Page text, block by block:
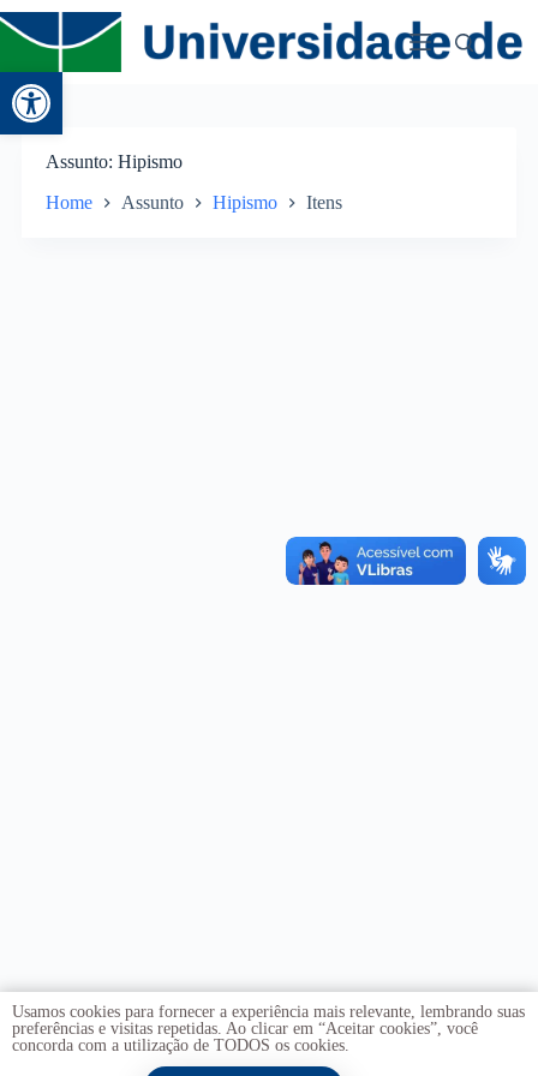
Abrir a barra de ferramentas
Assunto Hipismo
Home Assunto Hipismo Itens
Usamos cookies para fornecer a experiência mais relevante, lembrando suas
preferências e visitas repetidas. Ao clicar em “Aceitar cookies”, você
concorda com a utilização de TODOS os cookies.